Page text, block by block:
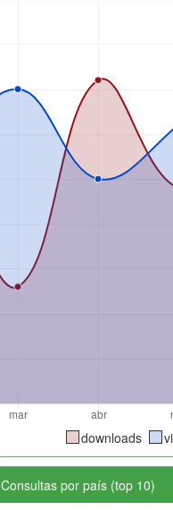
downloads
Consultas por país (top 10)